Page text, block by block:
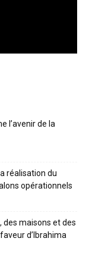
l’avenir de la
réalisation du
opérationnels
des maisons et des
d’Ibrahima